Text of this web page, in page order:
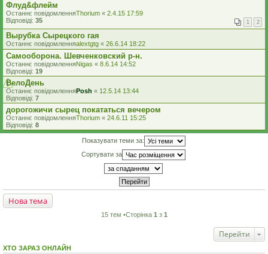
Флуд&флейм
Останнє повідомленняThorium « 2.4.15 17:59
Відповіді: 35 1 2
Вырубка Сырецкого гая
Останнє повідомленняalextgtg « 26.6.14 18:22
Самооборона. Шевченковский р-н.
Останнє повідомленняNigas « 8.6.14 14:52
Відповіді: 19
ВелоДень
Останнє повідомленняPosh « 12.5.14 13:44
Відповіді: 7
дорогожичи сырец покататься вечером
Останнє повідомленняThorium « 24.6.11 15:25
Відповіді: 8
Показувати теми за:
Сортувати за
Нова тема
15 тем •Сторінка 1 з 1
Перейти
ХТО ЗАРАЗ ОНЛАЙН